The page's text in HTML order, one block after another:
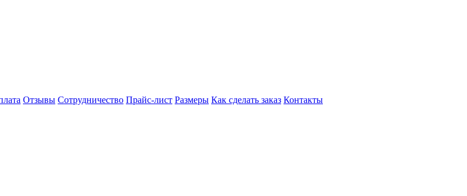
Отзывы Сотрудничество Прайс-лист Размеры Как сделать заказ Контакты